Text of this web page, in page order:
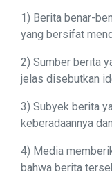
1) Berita benar-
yang bersifat
2) Sumber berita
jelas disebutkan
3) Subyek berita
keberadaannya
4) Media
bahwa berita